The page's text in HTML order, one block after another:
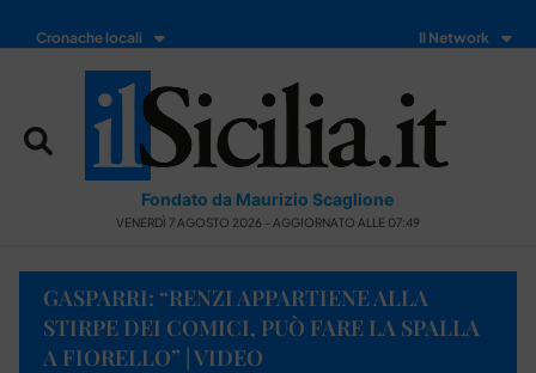
Cronache locali Il Network
Fondato da Maurizio Scaglione
VENERDÌ 7 AGOSTO 2026 - AGGIORNATO ALLE 07:49
GASPARRI: “RENZI APPARTIENE ALLA
STIRPE DEI COMICI, PUÒ FARE LA SPALLA
A FIORELLO” | VIDEO